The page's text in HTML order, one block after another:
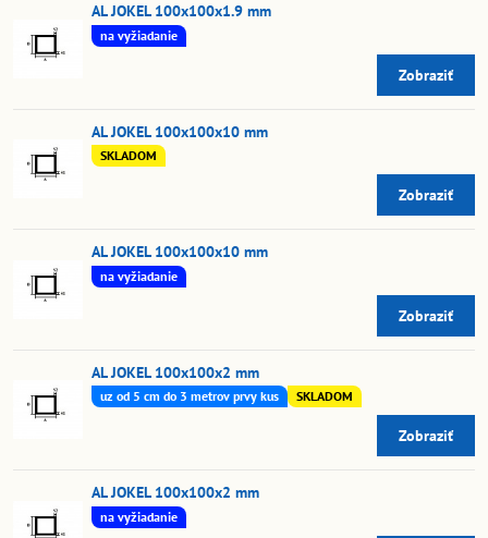
AL JOKEL 100x100x1.9 mm
na vyžiadanie
Zobraziť
AL JOKEL 100x100x10 mm
SKLADOM
Zobraziť
AL JOKEL 100x100x10 mm
na vyžiadanie
Zobraziť
AL JOKEL 100x100x2 mm
uz od 5 cm do 3 metrov prvy kus SKLADOM
Zobraziť
AL JOKEL 100x100x2 mm
na vyžiadanie